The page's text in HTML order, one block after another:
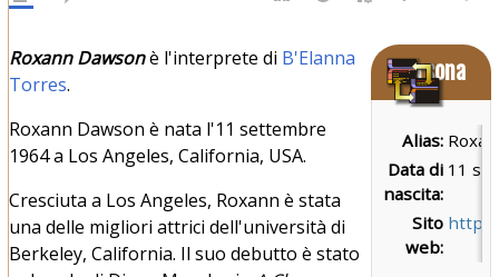
Persona
Alias:
Data di
nascita:
11
Sito
web:
Roxann Dawsonè l'interprete di B'Elanna
Torres.
Roxann Dawson è nata l'11 settembre
1964 a Los Angeles, California, USA.
Cresciuta a Los Angeles, Roxann è stata
una delle migliori attrici dell'università di
Berkeley, California. Il suo debutto è stato